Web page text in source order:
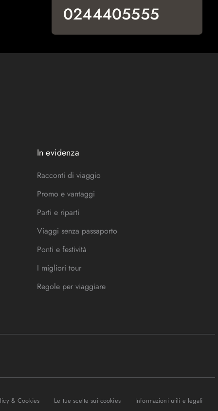
0244405555
In evidenza
Racconti di viaggio
Promo e vantaggi
Parti e riparti
Viaggi senza passaporto
Ponti e festività
I migliori tour
Regole per viaggiare
& Cookies Le tue scelte sui cookies Informazioni utili e legali